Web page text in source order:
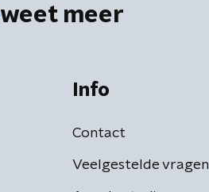
weet meer
Info
Contact
Veelgestelde vragen